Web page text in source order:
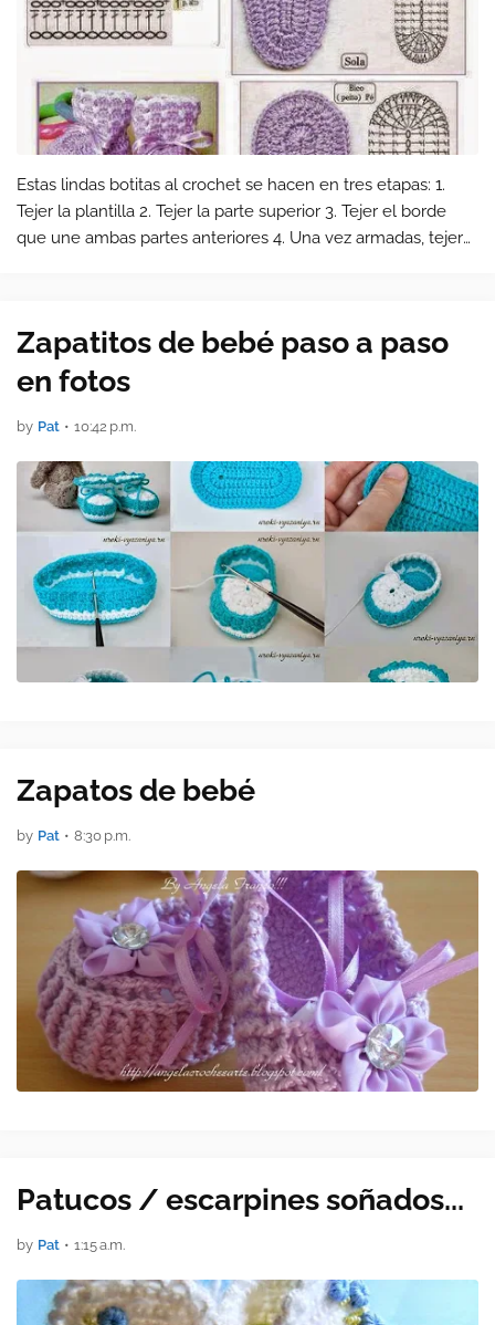
Estas lindas botitas al crochet se hacen en tres etapas: 1.
Tejer la plantilla 2. Tejer la parte superior 3. Tejer el borde
que une ambas partes anteriores 4. Una vez armadas, tejer
Zapatitos de bebé paso a paso
en fotos
by Pat • 10:42 p.m.
Zapatos de bebé
by Pat • 8:30 p.m.
Patucos / escarpines soñados...
by Pat • 1:15 a.m.